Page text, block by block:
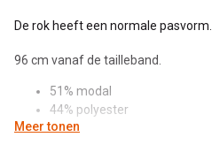
De rok heeft een normale pasvorm.
96 cm vanaf de tailleband.
51% modal
44% polyester
5% elastaan
Meer tonen